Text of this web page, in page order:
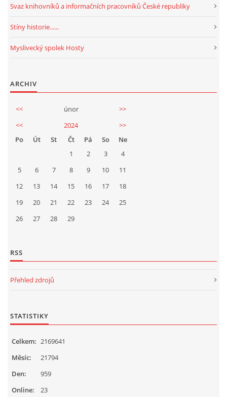
Svaz knihovníků a informačních pracovníků České republiky
Stíny historie......
Myslivecký spolek Hosty
ARCHIV
<< únor
>>
<<
2024
>>
Po
Út St Čt Pá So
Ne
1
2 3
4
5
6 7 8 9 10
11
12
13 14 15 16 17
18
19
20 21 22 23 24
25
26
27 28 29
RSS
Přehled zdrojů
STATISTIKY
Online: 23
Celkem: 2169641
Měsíc:
21794
Den:
959